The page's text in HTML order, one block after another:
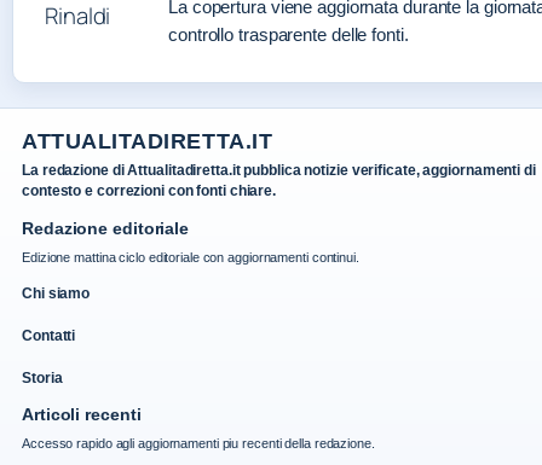
La copertura viene aggiornata durante la
controllo trasparente delle fonti.
ATTUALITADIRETTA.IT
La redazione di Attualitadiretta.it pubblica notizie verificate, aggiornamenti di
contesto e correzioni con fonti chiare.
Redazione editoriale
Edizione mattina ciclo editoriale con aggiornamenti continui.
Chi siamo
Contatti
Storia
Articoli recenti
Accesso rapido agli aggiornamenti piu recenti della redazione.